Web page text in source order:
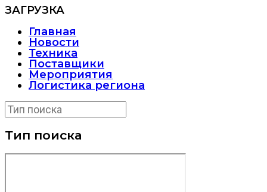
ЗАГРУЗКА
Главная
Новости
Техника
Поставщики
Мероприятия
Логистика региона
Тип поиска